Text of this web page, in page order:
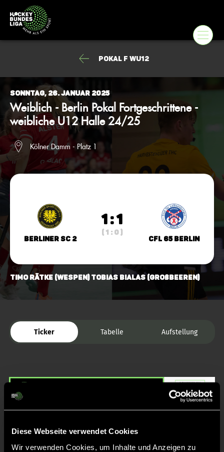
Diese Webseite verwendet Cookies
Wir verwenden Cookies, um Inhalte und Anzeigen zu
Pokal F wU12
Sonntag, 26. Januar 2025
Weiblich - Berlin Pokal Fortgeschrittene -
weibliche U12 Halle 24/25
Kölner Damm - Platz 1
Berliner SC 2
1 : 1
( 1 : 0 )
CfL 65 Berlin
Timo Rätke (Wespen) Tobias Bialas (Großbeeren)
Ticker Tabelle Aufstellung
Liveticker